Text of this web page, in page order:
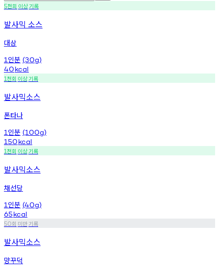
5천회 이상기록
발사믹 소스
대상
1 인분 (30g)
40kcal
1천회 이상기록
발사믹소스
폰타나
1 인분 (100g)
150kcal
1천회 이상기록
발사믹소스
채선당
1 인분 (40g)
65kcal
50회 미만기록
발사믹소스
먕꾸덕